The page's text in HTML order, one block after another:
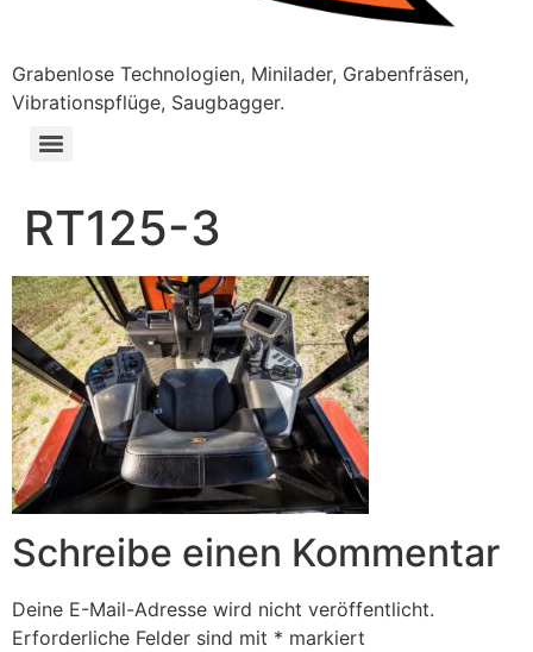
Grabenlose Technologien, Minilader, Grabenfräsen,
Vibrationspflüge, Saugbagger.
RT125-3
Schreibe einen Kommentar
Deine E-Mail-Adresse wird nicht veröffentlicht.
Erforderliche Felder sind mit * markiert